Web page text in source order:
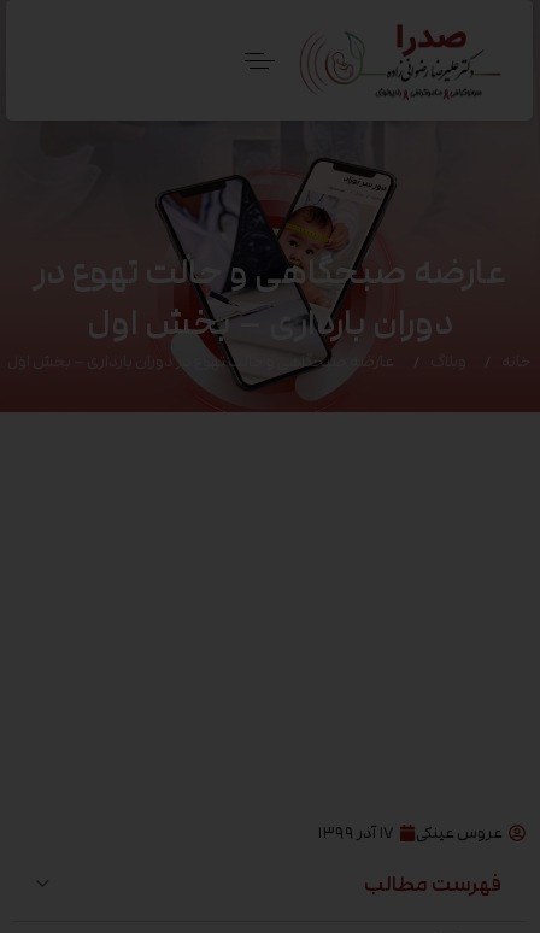
عارضه صبحگاهی و حالت تهوع در
دوران بارداری – بخش اول
عارضه صبحگاهی و حالت تهوع در دوران بارداری – بخش اول
عروس عینکی ۱۷ آذر ۱۳۹۹
فهرست مطالب